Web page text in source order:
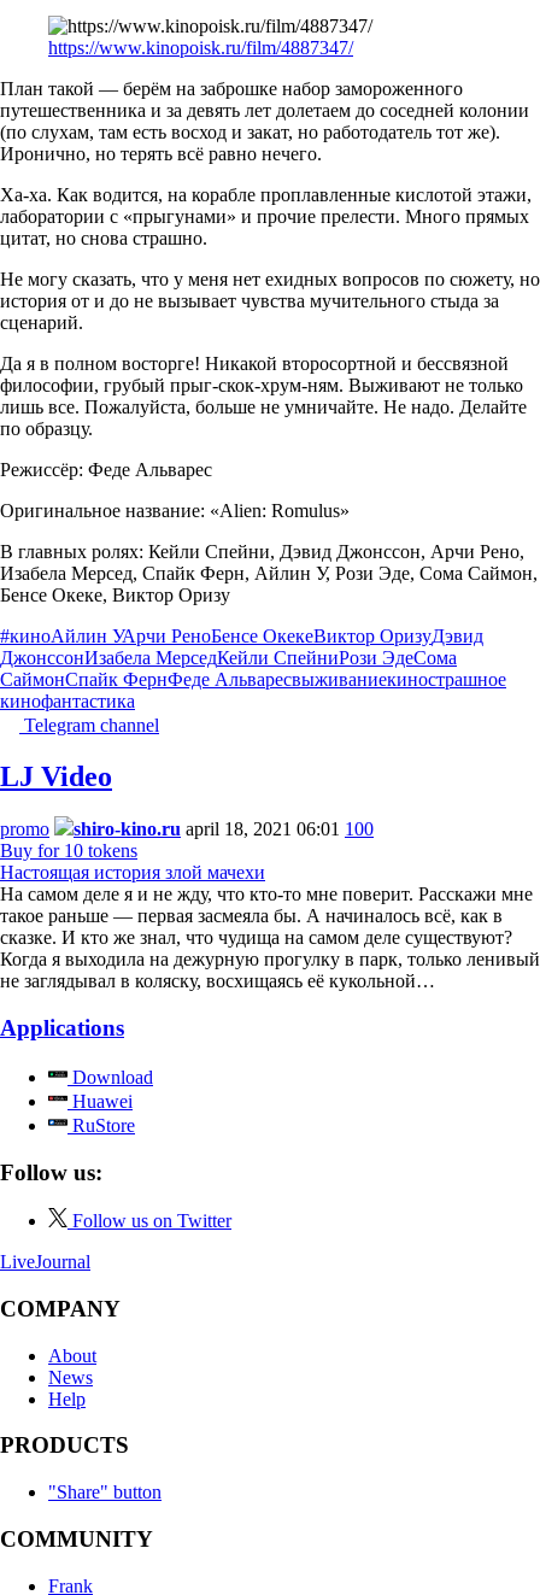
https://www.kinopoisk.ru/film/4887347/
План такой — берём на заброшке набор замороженного
путешественника и за девять лет долетаем до соседней колонии
(по слухам, там есть восход и закат, но работодатель тот же).
Иронично, но терять всё равно нечего.
Ха-ха. Как водится, на корабле проплавленные кислотой этажи,
лаборатории с «прыгунами» и прочие прелести. Много прямых
цитат, но снова страшно.
Не могу сказать, что у меня нет ехидных вопросов по сюжету, но
история от и до не вызывает чувства мучительного стыда за
сценарий.
Да я в полном восторге! Никакой второсортной и бессвязной
философии, грубый прыг-скок-хрум-ням. Выживают не только
лишь все. Пожалуйста, больше не умничайте. Не надо. Делайте
по образцу.
Режиссёр: Феде Альварес
Оригинальное название: «Alien: Romulus»
В главных ролях: Кейли Спейни, Дэвид Джонссон, Арчи Рено,
Изабела Мерсед, Спайк Ферн, Айлин У, Рози Эде, Сома Саймон,
Бенсе Океке, Виктор Оризу
#киноАйлин УАрчи РеноБенсе ОкекеВиктор ОризуДэвид
ДжонссонИзабела МерседКейли СпейниРози ЭдеСома
СаймонСпайк ФернФеде Альваресвыживаниекинострашное
кинофантастика
Telegram channel
LJ Video
promo shiro-kino.ru april 18, 2021 06:01 100
Buy for 10 tokens
Настоящая история злой мачехи
На самом деле я и не жду, что кто-то мне поверит. Расскажи мне
такое раньше — первая засмеяла бы. А начиналось всё, как в
сказке. И кто же знал, что чудища на самом деле существуют?
Когда я выходила на дежурную прогулку в парк, только ленивый
не заглядывал в коляску, восхищаясь её кукольной…
Applications
Download
Huawei
RuStore
Follow us:
Follow us on Twitter
LiveJournal
COMPANY
About
News
Help
PRODUCTS
"Share" button
COMMUNITY
Frank